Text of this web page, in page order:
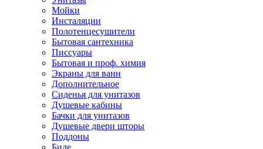
Мойки
Инсталяции
Полотенцесушители
Бытовая сантехника
Писсуары
Бытовая и проф. химия
Экраны для ванн
Дополнительное
Сиденья для унитазов
Душевые кабины
Бачки для унитазов
Душевые двери шторы
Поддоны
Биде